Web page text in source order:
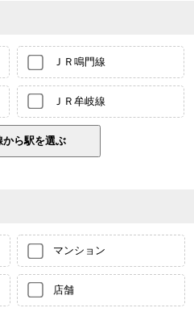
ＪＲ鳴門線
ＪＲ牟岐線
マンション
店舗